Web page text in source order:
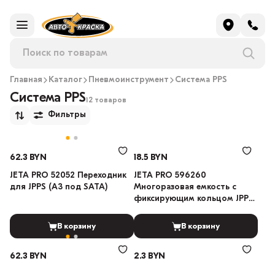
Главная Каталог Пневмоинструмент Система PPS
Система PPS 12 товаров
Фильтры
62.3 BYN
JETA PRO 52052 Переходник
для JPPS (A3 под SATA)
В корзину
18.5 BYN
JETA PRO 596260
Многоразовая емкость с
фиксирующим кольцом JPPS
В корзину
62.3 BYN
2.3 BYN